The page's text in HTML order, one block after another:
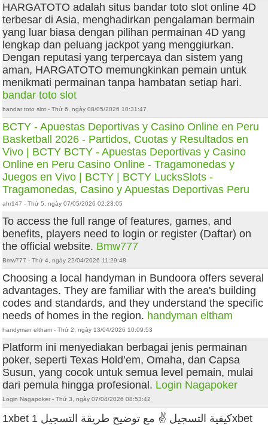
HARGATOTO adalah situs bandar toto slot online 4D
terbesar di Asia, menghadirkan pengalaman bermain
yang luar biasa dengan pilihan permainan 4D yang
lengkap dan peluang jackpot yang menggiurkan.
Dengan reputasi yang terpercaya dan sistem yang
aman, HARGATOTO memungkinkan pemain untuk
menikmati permainan tanpa hambatan setiap hari.
bandar toto slot
bandar toto slot - Thứ 6, ngày 08/05/2026 10:31:47
BCTY - Apuestas Deportivas y Casino Online en Peru
Basketball 2026 - Partidos, Cuotas y Resultados en
Vivo | BCTY BCTY - Apuestas Deportivas y Casino
Online en Peru Casino Online - Tragamonedas y
Juegos en Vivo | BCTY | BCTY LucksSlots -
Tragamonedas, Casino y Apuestas Deportivas Peru
ahr147 - Thứ 5, ngày 07/05/2026 02:23:05
To access the full range of features, games, and
benefits, players need to login or register (Daftar) on
the official website. Bmw777
Bmw777 - Thứ 4, ngày 22/04/2026 11:29:48
Choosing a local handyman in Bundoora offers several
advantages. They are familiar with the area's building
codes and standards, and they understand the specific
needs of homes in the region. handyman eltham
handyman eltham - Thứ 2, ngày 13/04/2026 10:09:53
Platform ini menyediakan berbagai jenis permainan
poker, seperti Texas Hold’em, Omaha, dan Capsa
Susun, yang cocok untuk semua level pemain, mulai
dari pemula hingga profesional. Login Nagapoker
Login Nagapoker - Thứ 3, ngày 07/04/2026 08:53:42
1xbet كيفية التسجيل ✌️ مع توضيح طريقة التسجيل 1xbet